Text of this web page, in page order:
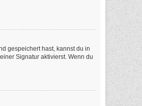
gespeichert hast, kannst du in
Signatur aktivierst. Wenn du